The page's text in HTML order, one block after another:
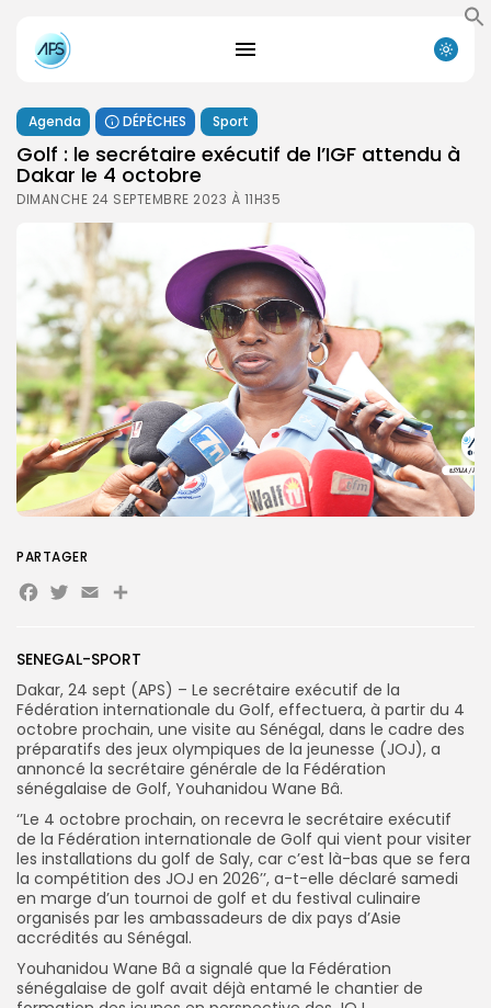
for:
FR
Agenda DÉPÊCHES Sport
Golf : le secrétaire exécutif de l’IGF attendu à
Dakar le 4 octobre
DIMANCHE 24 SEPTEMBRE 2023 À 11H35
SENEGAL-SPORT
Dakar, 24 sept (APS) – Le secrétaire exécutif de la
Fédération internationale du Golf, effectuera, à partir du 4
octobre prochain, une visite au Sénégal, dans le cadre des
préparatifs des jeux olympiques de la jeunesse (JOJ), a
annoncé la secrétaire générale de la Fédération
sénégalaise de Golf, Youhanidou Wane Bâ.
‘’Le 4 octobre prochain, on recevra le secrétaire exécutif
de la Fédération internationale de Golf qui vient pour visiter
les installations du golf de Saly, car c’est là-bas que se fera
la compétition des JOJ en 2026’’, a-t-elle déclaré samedi
en marge d’un tournoi de golf et du festival culinaire
organisés par les ambassadeurs de dix pays d’Asie
accrédités au Sénégal.
Youhanidou Wane Bâ a signalé que la Fédération
sénégalaise de golf avait déjà entamé le chantier de
PARTAGER
Facebook
Twitter
EmailPartager